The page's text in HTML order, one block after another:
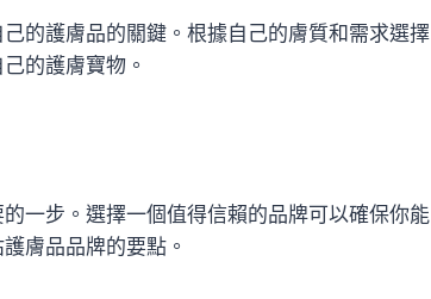
的護膚品的關鍵。根據自己的膚質和需求選擇
的護膚寶物。
一步。選擇一個值得信賴的品牌可以確保你能
膚品品牌的要點。